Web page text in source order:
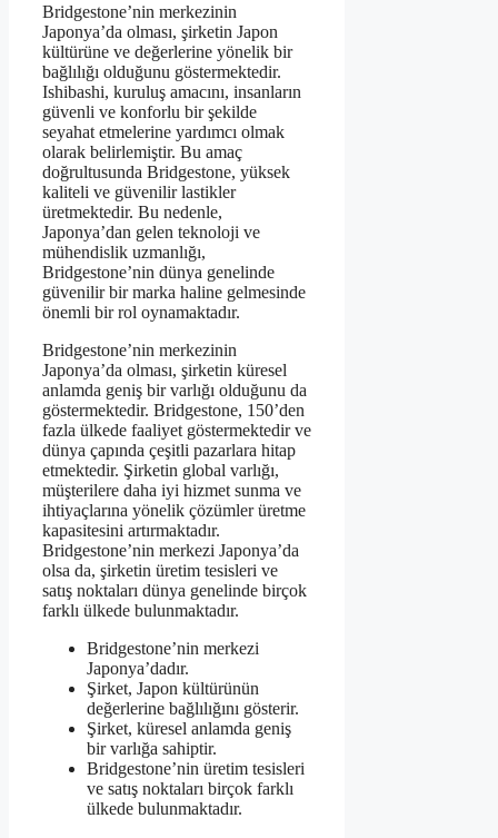
Bridgestone’nin merkezinin
Japonya’da olması, şirketin Japon
kültürüne ve değerlerine yönelik bir
bağlılığı olduğunu göstermektedir.
Ishibashi, kuruluş amacını, insanların
güvenli ve konforlu bir şekilde
seyahat etmelerine yardımcı olmak
olarak belirlemiştir. Bu amaç
doğrultusunda Bridgestone, yüksek
kaliteli ve güvenilir lastikler
üretmektedir. Bu nedenle,
Japonya’dan gelen teknoloji ve
mühendislik uzmanlığı,
Bridgestone’nin dünya genelinde
güvenilir bir marka haline gelmesinde
önemli bir rol oynamaktadır.
Bridgestone’nin merkezinin
Japonya’da olması, şirketin küresel
anlamda geniş bir varlığı olduğunu da
göstermektedir. Bridgestone, 150’den
fazla ülkede faaliyet göstermektedir ve
dünya çapında çeşitli pazarlara hitap
etmektedir. Şirketin global varlığı,
müşterilere daha iyi hizmet sunma ve
ihtiyaçlarına yönelik çözümler üretme
kapasitesini artırmaktadır.
Bridgestone’nin merkezi Japonya’da
olsa da, şirketin üretim tesisleri ve
satış noktaları dünya genelinde birçok
farklı ülkede bulunmaktadır.
Bridgestone’nin merkezi
Japonya’dadır.
Şirket, Japon kültürünün
değerlerine bağlılığını gösterir.
Şirket, küresel anlamda geniş
bir varlığa sahiptir.
Bridgestone’nin üretim tesisleri
ve satış noktaları birçok farklı
ülkede bulunmaktadır.